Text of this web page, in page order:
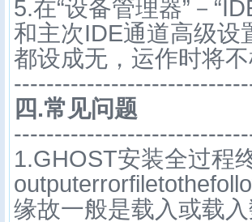
5.在“设备管理器”－
和主次IDE通道高级设
都设成无，运作时将
四.常见问题
1.GHOST安装全过程
缘故一般是载入或载